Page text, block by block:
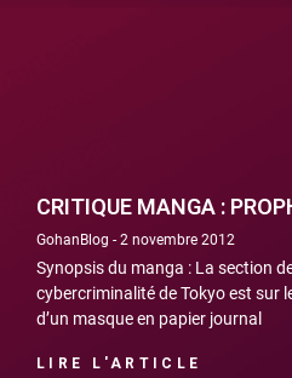
CRITIQUE MANGA :
GohanBlog 2 novembre 2012
Synopsis du manga : La section
cybercriminalité de Tokyo est sur
d’un masque en papier journal
LIRE L'ARTICLE